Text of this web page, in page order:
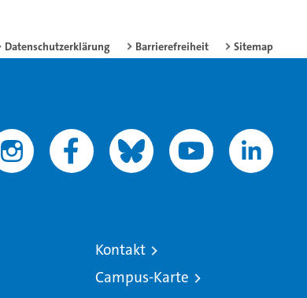
Datenschutzerklärung Barrierefreiheit Sitemap
Kontakt
Campus-Karte